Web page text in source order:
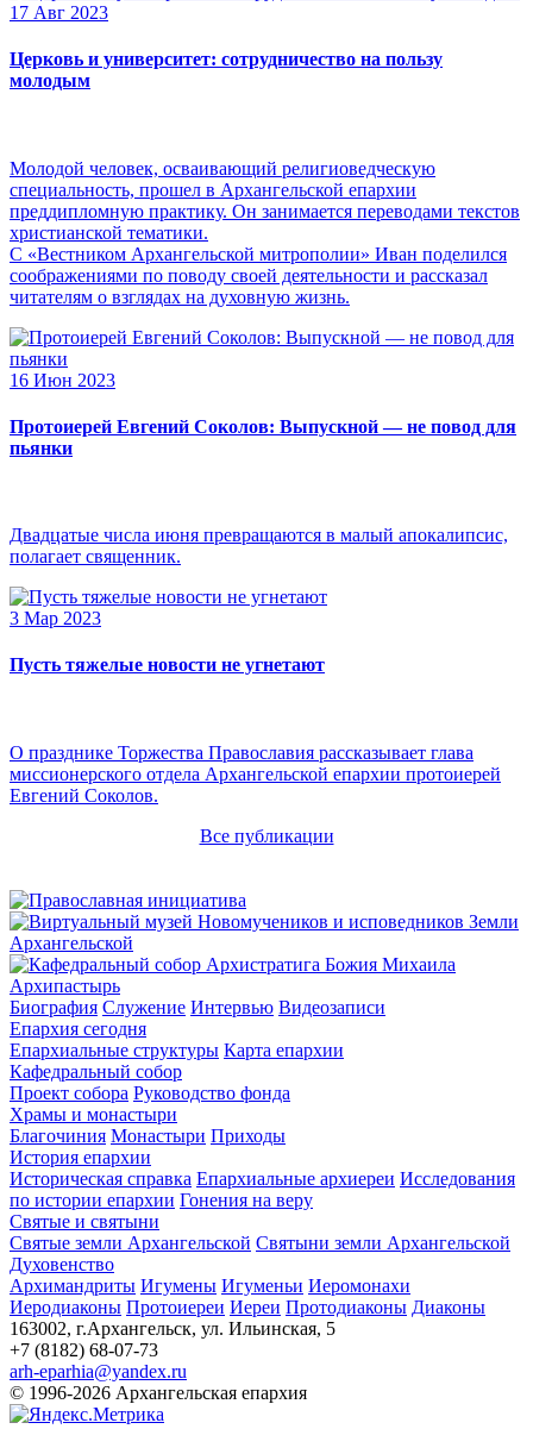
17 Авг 2023
Церковь и университет: сотрудничество на пользу
молодым
Молодой человек, осваивающий религиоведческую
специальность, прошел в Архангельской епархии
преддипломную практику. Он занимается переводами текстов
христианской тематики.
С «Вестником Архангельской митрополии» Иван поделился
соображениями по поводу своей деятельности и рассказал
читателям о взглядах на духовную жизнь.
16 Июн 2023
Протоиерей Евгений Соколов: Выпускной — не повод для
пьянки
Двадцатые числа июня превращаются в малый апокалипсис,
полагает священник.
3 Мар 2023
Пусть тяжелые новости не угнетают
О празднике Торжества Православия рассказывает глава
миссионерского отдела Архангельской епархии протоиерей
Евгений Соколов.
Все публикации
Архипастырь
Биография Служение Интервью Видеозаписи
Епархия сегодня
Епархиальные структуры Карта епархии
Кафедральный собор
Проект собора Руководство фонда
Храмы и монастыри
Благочиния Монастыри Приходы
История епархии
Историческая справка Епархиальные архиереи Исследования
по истории епархии Гонения на веру
Святые и святыни
Святые земли Архангельской Святыни земли Архангельской
Духовенство
Архимандриты Игумены Игуменьи Иеромонахи
Иеродиаконы Протоиереи Иереи Протодиаконы Диаконы
163002, г.Архангельск, ул. Ильинская, 5
+7 (8182) 68-07-73
arh-eparhia@yandex.ru
© 1996-2026 Архангельская епархия